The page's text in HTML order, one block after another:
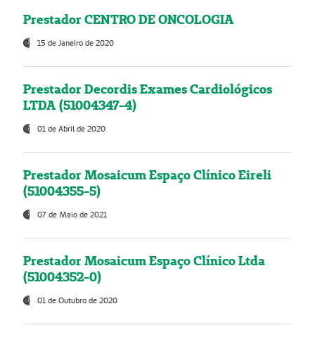
Prestador CENTRO DE ONCOLOGIA
15 de Janeiro de 2020
Prestador Decordis Exames Cardiológicos
LTDA (51004347-4)
01 de Abril de 2020
Prestador Mosaicum Espaço Clínico Eireli
(51004355-5)
07 de Maio de 2021
Prestador Mosaicum Espaço Clínico Ltda
(51004352-0)
01 de Outubro de 2020